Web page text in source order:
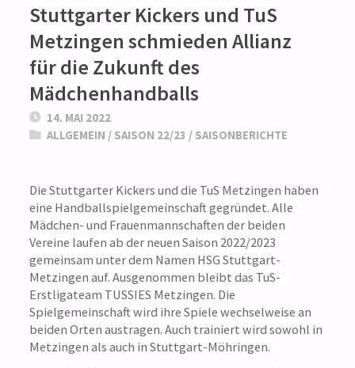
Stuttgarter Kickers und TuS
Metzingen schmieden Allianz
für die Zukunft des
Mädchenhandballs
14. MAI 2022
ALLGEMEIN / SAISON 22/23 / SAISONBERICHTE
Die Stuttgarter Kickers und die TuS Metzingen haben
eine Handballspielgemeinschaft gegründet. Alle
Mädchen- und Frauenmannschaften der beiden
Vereine laufen ab der neuen Saison 2022/2023
gemeinsam unter dem Namen HSG Stuttgart-
Metzingen auf. Ausgenommen bleibt das TuS-
Erstligateam TUSSIES Metzingen. Die
Spielgemeinschaft wird ihre Spiele wechselweise an
beiden Orten austragen. Auch trainiert wird sowohl in
Metzingen als auch in Stuttgart-Möhringen.